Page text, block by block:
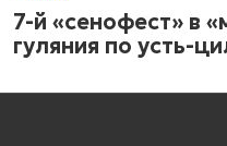
7-й «сенофест» в
гуляния по усть-